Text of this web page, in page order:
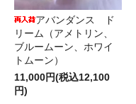
アバンダンス ド
リーム（アメトリン、
ブルームーン、ホワイ
トムーン）
11,000円(税込12,100
円)